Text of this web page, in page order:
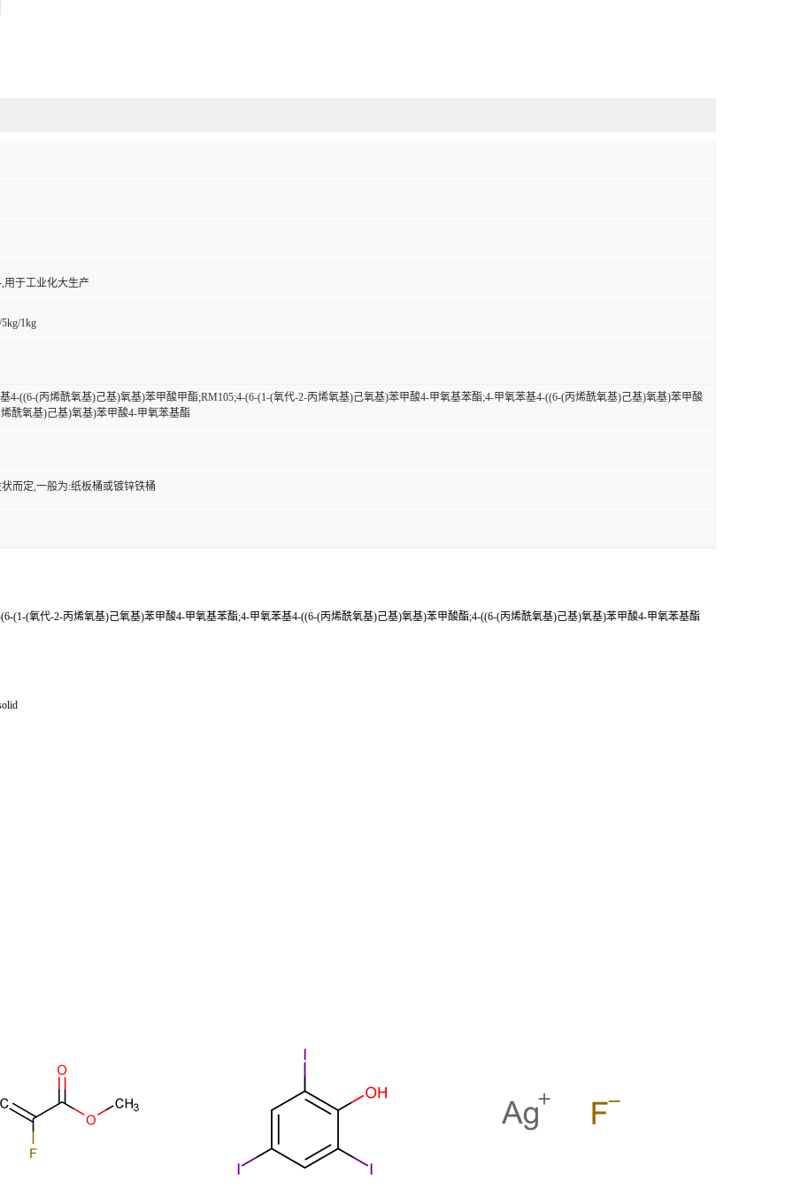
用于工业化大生产
1kg
4-((6-(丙烯酰氧基)己基)氧基)苯甲酸甲酯;RM105;4-(6-(1-(氧代-2-丙烯氧基)己氧基)苯甲酸4-甲氧基苯酯;4-甲氧苯基4-((6-(丙烯酰氧基)己基)氧基)苯甲酸
酰氧基)己基)氧基)苯甲酸4-甲氧苯基酯
而定,一般为:纸板桶或镀锌铁桶
(1-(氧代-2-丙烯氧基)己氧基)苯甲酸4-甲氧基苯酯;4-甲氧苯基4-((6-(丙烯酰氧基)己基)氧基)苯甲酸酯;4-((6-(丙烯酰氧基)己基)氧基)苯甲酸4-甲氧苯基酯